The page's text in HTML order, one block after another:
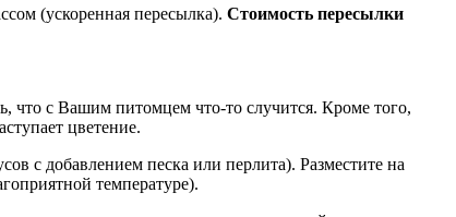
(ускоренная пересылка). Стоимость пересылки
что с Вашим питомцем что-то случится. Кроме того,
цветение.
с добавлением песка или перлита). Разместите на
температуре).